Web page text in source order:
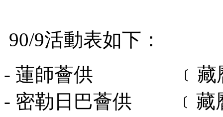
90/9活動表如下：
- 蓮師薈供 ﹝藏曆
- 密勒日巴薈供 ﹝藏